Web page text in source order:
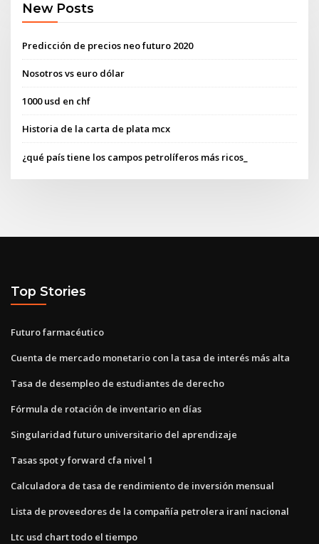
New Posts
Predicción de precios neo futuro 2020
Nosotros vs euro dólar
1000 usd en chf
Historia de la carta de plata mcx
¿qué país tiene los campos petrolíferos más ricos_
Top Stories
Futuro farmacéutico
Cuenta de mercado monetario con la tasa de interés más alta
Tasa de desempleo de estudiantes de derecho
Fórmula de rotación de inventario en días
Singularidad futuro universitario del aprendizaje
Tasas spot y forward cfa nivel 1
Calculadora de tasa de rendimiento de inversión mensual
Lista de proveedores de la compañía petrolera iraní nacional
Ltc usd chart todo el tiempo